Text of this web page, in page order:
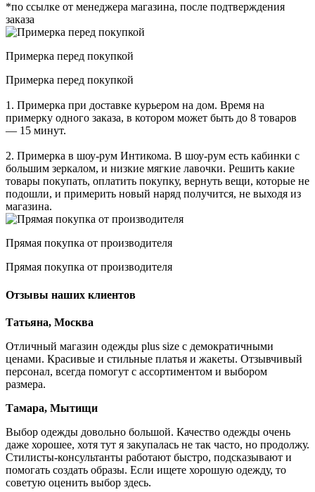
*по ссылке от менеджера магазина, после подтверждения
заказа
Примерка перед покупкой
Примерка перед покупкой
1. Примерка при доставке курьером на дом. Время на
примерку одного заказа, в котором может быть до 8 товаров
— 15 минут.
2. Примерка в шоу-рум Интикома. В шоу-рум есть кабинки с
большим зеркалом, и низкие мягкие лавочки. Решить какие
товары покупать, оплатить покупку, вернуть вещи, которые не
подошли, и примерить новый наряд получится, не выходя из
магазина.
Прямая покупка от производителя
Прямая покупка от производителя
Отзывы наших клиентов
Татьяна, Москва
Отличный магазин одежды plus size с демократичными
ценами. Красивые и стильные платья и жакеты. Отзывчивый
персонал, всегда помогут с ассортиментом и выбором
размера.
Тамара, Мытищи
Выбор одежды довольно большой. Качество одежды очень
даже хорошее, хотя тут я закупалась не так часто, но продолжу.
Стилисты-консультанты работают быстро, подсказывают и
помогать создать образы. Если ищете хорошую одежду, то
советую оценить выбор здесь.